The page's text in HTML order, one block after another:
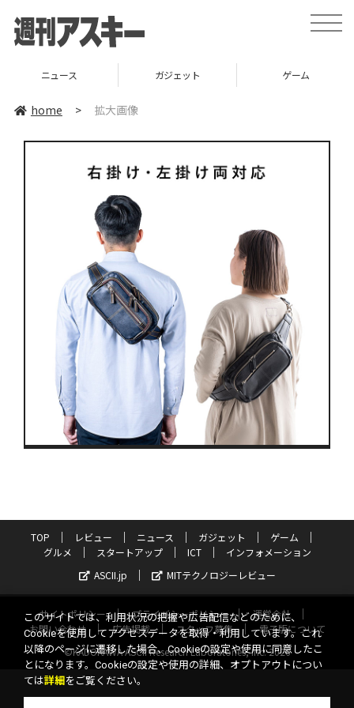
toggle
ニュース ガジェット ゲーム
home > 拡大画像
TOP レビュー ニュース ガジェット
ゲーム
グルメ
スタートアップ ICT
インフォメーション
ASCII.jp
MITテクノロジーレビュー
サイトポリシー プライバシーポリシー
運営会社
お問い合わせ
広告掲載 スタッフ募集
電子版について
©KADOKAWA ASCII Research Laboratories, Inc. 2026
このサイトでは、利用状況の把握や広告配信などのために、
Cookieを使用してアクセスデータを取得・利用しています。これ
以降のページに遷移した場合、Cookieの設定や使用に同意したこ
とになります。Cookieの設定や使用の詳細、オプトアウトについ
ては詳細 をご覧ください。